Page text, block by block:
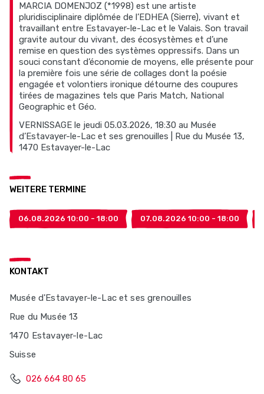
MARCIA DOMENJOZ (*1998) est une artiste
pluridisciplinaire diplômée de l’EDHEA (Sierre), vivant et
travaillant entre Estavayer-le-Lac et le Valais. Son travail
gravite autour du vivant, des écosystèmes et d’une
remise en question des systèmes oppressifs. Dans un
souci constant d’économie de moyens, elle présente pour
la première fois une série de collages dont la poésie
engagée et volontiers ironique détourne des coupures
tirées de magazines tels que Paris Match, National
Geographic et Géo.
VERNISSAGE le jeudi 05.03.2026, 18:30 au Musée
d’Estavayer-le-Lac et ses grenouilles | Rue du Musée 13,
1470 Estavayer-le-Lac
WEITERE TERMINE
06.08.2026 10:00 - 18:00 07.08.2026 10:00 - 18:00
KONTAKT
Musée d'Estavayer-le-Lac et ses grenouilles
Rue du Musée 13
1470 Estavayer-le-Lac
Suisse
026 664 80 65